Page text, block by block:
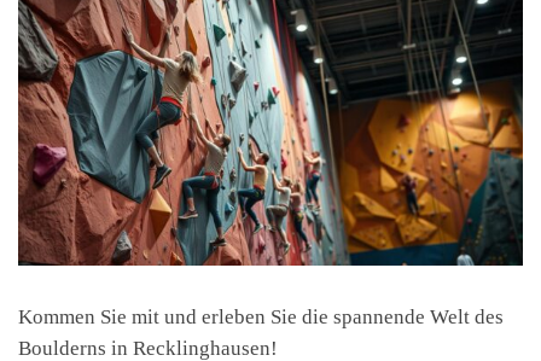
Kommen Sie mit und erleben Sie die spannende Welt des
Boulderns in Recklinghausen!